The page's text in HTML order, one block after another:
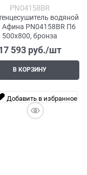
PN04158BR
водяной
Афина PN04158BR П6
500x800, бронза
593 руб./шт
В КОРЗИНУ
Добавить в избранное